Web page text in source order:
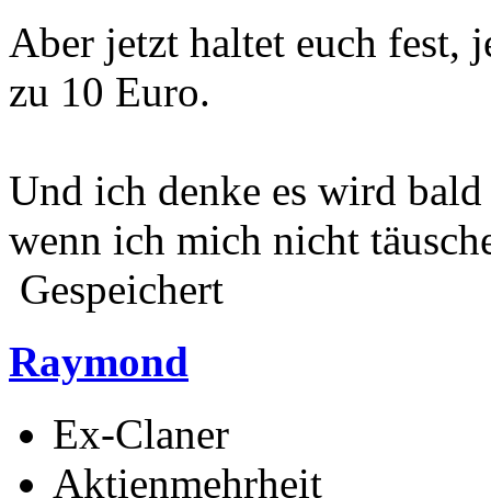
Aber jetzt haltet euch fest,
zu 10 Euro.
Und ich denke es wird bald
wenn ich mich nicht
Gespeichert
Raymond
Ex-Claner
Aktienmehrheit